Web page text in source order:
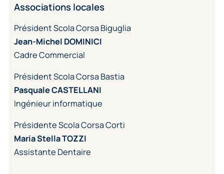
Associations locales
Président Scola Corsa Biguglia
Jean-Michel DOMINICI
Cadre Commercial
Président Scola Corsa Bastia
PasqualeCASTELLANI
Ingénieur informatique
Présidente Scola Corsa Corti
Maria Stella TOZZI
Assistante Dentaire